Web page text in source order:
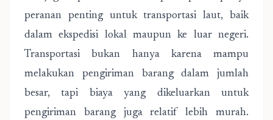
peranan penting untuk transportasi laut, baik
dalam ekspedisi lokal maupun ke luar negeri.
Transportasi bukan hanya karena mampu
melakukan pengiriman barang dalam jumlah
besar, tapi biaya yang dikeluarkan untuk
pengiriman barang juga relatif lebih murah.